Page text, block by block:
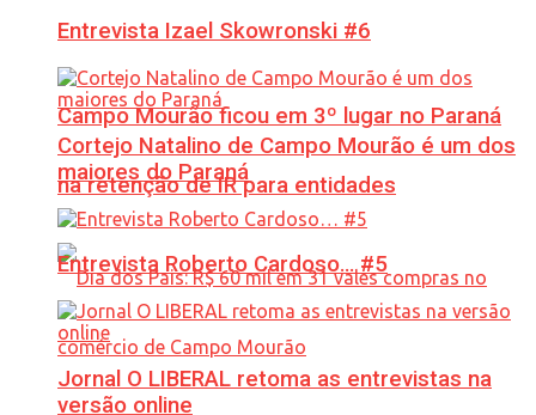
Campo Mourão ficou em 3º lugar no Paraná
na retenção de IR para entidades
Entrevista Izael Skowronski #6
Cortejo Natalino de Campo Mourão é um dos
maiores do Paraná
Entrevista Roberto Cardoso… #5
Jornal O LIBERAL retoma as entrevistas na
versão online